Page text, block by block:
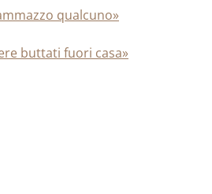
qualcuno»
buttati fuori casa»